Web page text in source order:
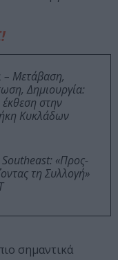
– Μετάβαση,
Δημιουργία:
στην
Κυκλάδων
«Προς-
τη Συλλογή»
σημαντικά